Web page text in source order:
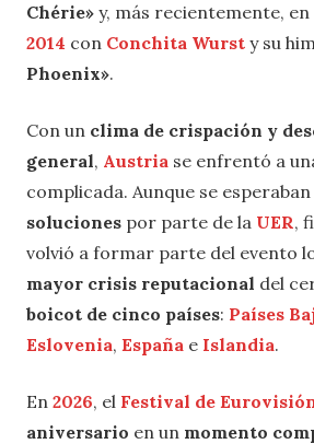
Chérie» y, más recientemente, en
2014 con Conchita Wurst y su
Phoenix».
Con un clima de crispación y
general, Austria se enfrentó a
complicada. Aunque se esperaban
soluciones por parte de la UER,
volvió a formar parte del evento
mayor crisis reputacional del
boicot de cinco países: Países
Eslovenia, España e Islandia.
En 2026, el Festival de
aniversario en un momento